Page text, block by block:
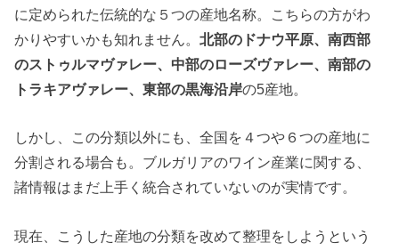
に定められた伝統的な５つの産地名称。こちらの方がわ
かりやすいかも知れません。北部のドナウ平原、南西部
のストゥルマヴァレー、中部のローズヴァレー、南部の
トラキアヴァレー、東部の黒海沿岸の5産地。
しかし、この分類以外にも、全国を４つや６つの産地に
分割される場合も。ブルガリアのワイン産業に関する、
諸情報はまだ上手く統合されていないのが実情です。
現在、こうした産地の分類を改めて整理をしようという